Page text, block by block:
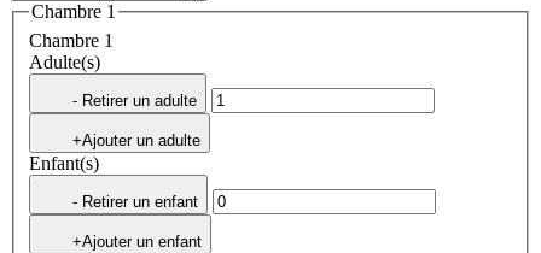
Chambre 1
Chambre 1
Adulte(s)
- Retirer un adulte
+Ajouter un adulte
Enfant(s)
- Retirer un enfant
+Ajouter un enfant